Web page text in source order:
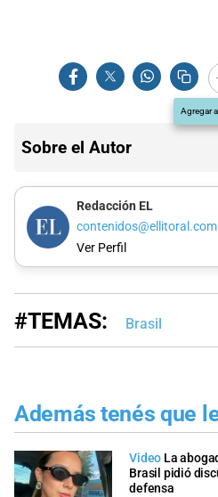
Agregar
Sobre el Autor
Redacción EL
contenidos@ellitoral.com
Ver Perfil
#TEMAS: Brasil
Además tenés que
Video La
Brasil pidió
defensa